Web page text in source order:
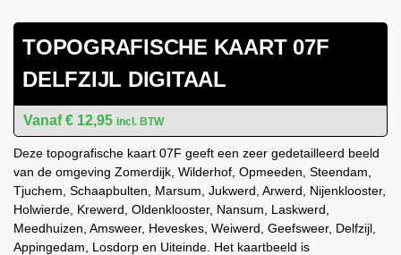
TOPOGRAFISCHE KAART 07F
DELFZIJL DIGITAAL
€ 12,95 incl. BTW
Deze topografische kaart 07F geeft een zeer gedetailleerd beeld
van de omgeving Zomerdijk, Wilderhof, Opmeeden, Steendam,
Tjuchem, Schaapbulten, Marsum, Jukwerd, Arwerd, Nijenklooster,
Holwierde, Krewerd, Oldenklooster, Nansum, Laskwerd,
Meedhuizen, Amsweer, Heveskes, Weiwerd, Geefsweer, Delfzijl,
Appingedam, Losdorp en Uiteinde. Het kaartbeeld is